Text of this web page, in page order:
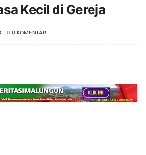
Kecil di Gereja
0 KOMENTAR